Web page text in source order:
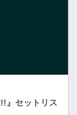
』セットリス